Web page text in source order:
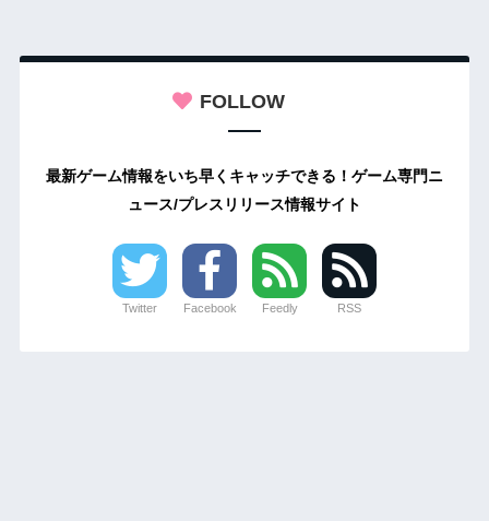
FOLLOW
最新ゲーム情報をいち早くキャッチできる！ゲーム専門ニ
ュース/プレスリリース情報サイト
Twitter Facebook Feedly RSS